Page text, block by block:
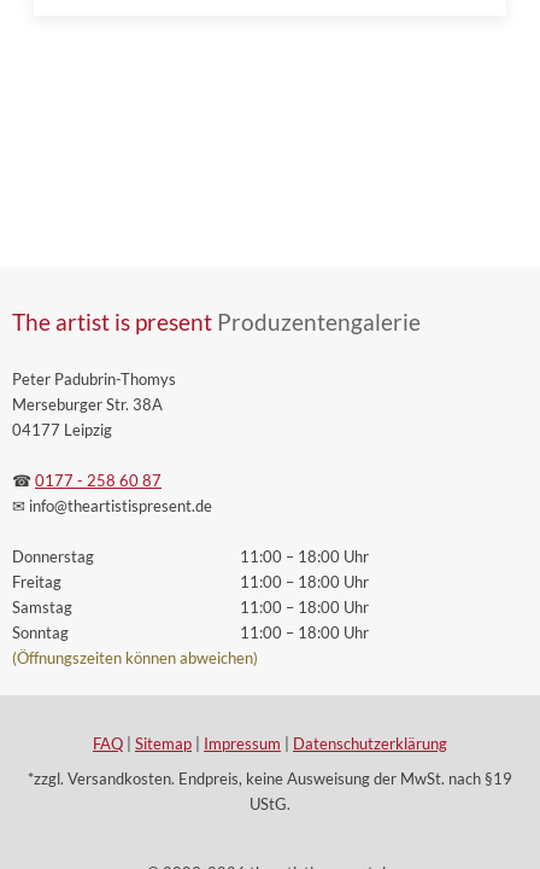
The artist is present Produzentengalerie
Peter Padubrin-Thomys
Merseburger Str. 38A
04177 Leipzig
☎ 0177 - 258 60 87
✉ info@theartistispresent.de
Donnerstag
Freitag
Samstag
Sonntag
11:00 – 18:00 Uhr
11:00 – 18:00 Uhr
11:00 – 18:00 Uhr
11:00 – 18:00 Uhr
(Öffnungszeiten können abweichen)
FAQ Sitemap Impressum
Datenschutzerklärung
*zzgl. Versandkosten. Endpreis, keine Ausweisung der MwSt. nach §19
UStG.